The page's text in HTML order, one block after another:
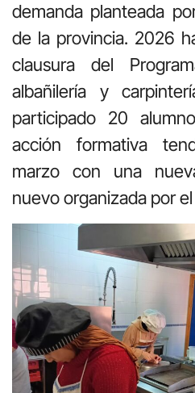
demanda planteada
de la provincia. 2026
clausura del
albañilería y
participado 20
acción formativa
marzo con una
nuevo organizada por